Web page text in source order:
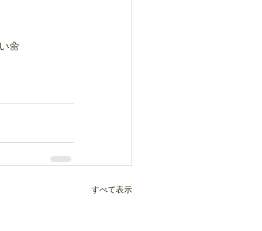
🌼
すべて表示